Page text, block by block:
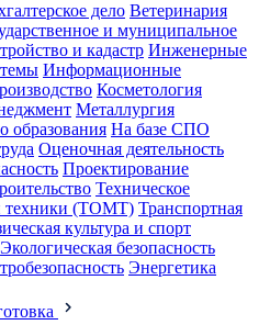
дело Ветеринария
и муниципальное
и кадастр Инженерные
Информационные
Косметология
Металлургия
образования На базе СПО
Оценочная деятельность
Проектирование
Техническое
техники (ТОМТ) Транспортная
культура и спорт
Экологическая безопасность
Энергетика